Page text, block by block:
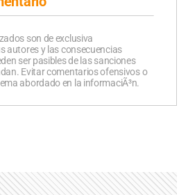
son de exclusiva
autores y las consecuencias
ser pasibles de las sanciones
Evitar comentarios ofensivos o
abordado en la informaciÃ³n.